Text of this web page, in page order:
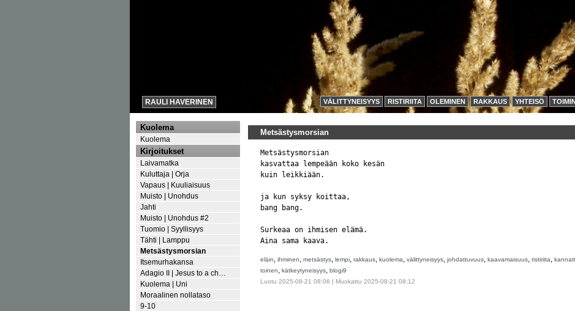
RAULI HAVERINEN VÄLITTYNEISYYS RISTIRIITA OLEMINEN RAKKAUS YHTEISÖ
Metsästysmorsian
Metsästysmorsian
kasvattaa lempeään koko kesän
kuin leikkiään.
ja kun syksy koittaa,
bang bang.
Surkeaa on ihmisen elämä.
Aina sama kaava.
eläin, ihminen, metsästys, lempi, rakkaus, kuolema, välittyneisyys, johdattuvuus, kaavamaisuus, ristiriita,
toinen, kätkeytyneisyys, blogi9
Luotu 2025-08-21 08:06 | Muokattu 2025-08-21 08:12
Kuolema
Kuolema
Kirjoitukset
Laivamatka
Kuluttaja | Orja
Vapaus | Kuuliaisuus
Muisto | Unohdus
Jahti
Muisto | Unohdus #2
Tuomio | Syyllisyys
Tähti | Lamppu
Metsästysmorsian
Itsemurhakansa
Adagio II | Jesus to a ch…
Kuolema | Uni
Moraalinen nollataso
9-10